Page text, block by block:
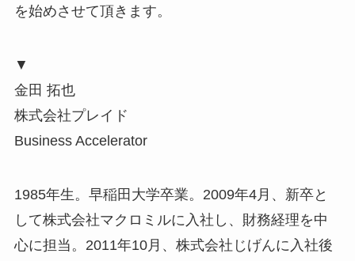
を始めさせて頂きます。
▼
金田 拓也
株式会社プレイド
Business Accelerator
1985年生。早稲田大学卒業。2009年4月、新卒と
して株式会社マクロミルに入社し、財務経理を中
心に担当。2011年10月、株式会社じげんに入社後